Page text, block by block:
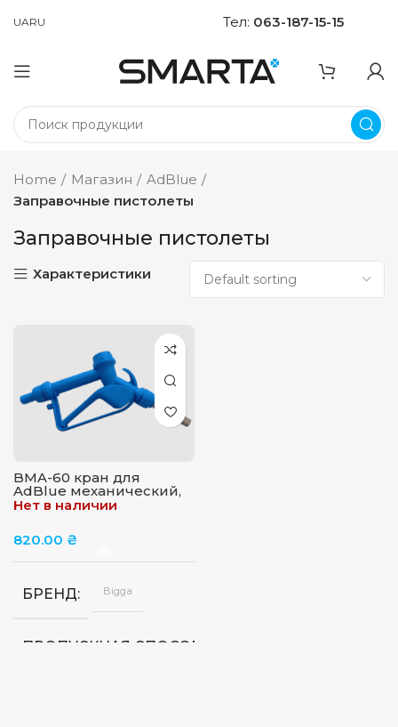
UARU Тел: 063-187-15-15
Home Магазин
AdBlue
Заправочные пистолеты
Заправочные пистолеты
Характеристики
BMA-60 кран для
AdBlue механический,
60 л/хв, Bigga
Нет в наличии
820.00 ₴
БРЕНД Bigga
ПРОПУСКНАЯ СПОСОБНОСТЬ